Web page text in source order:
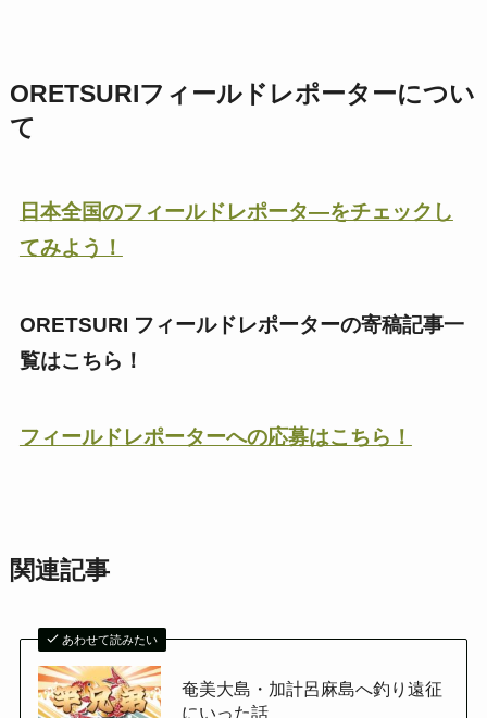
ORETSURIフィールドレポーターについ
て
日本全国のフィールドレポータ―をチェックし
てみよう！
ORETSURI フィールドレポーターの寄稿記事一
覧はこちら！
フィールドレポーターへの応募はこちら！
関連記事
あわせて読みたい
奄美大島・加計呂麻島へ釣り遠征
にいった話